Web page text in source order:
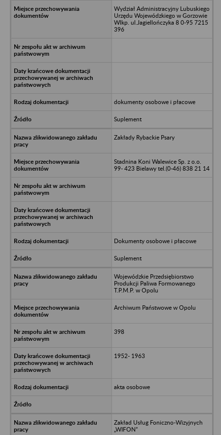
Wydział Administracyjny Lubuskiego
Urzędu Wojewódzkiego w Gorzowie
Wlkp. ul.Jagiellończyka 8 0-95 7215
396
dokumenty osobowe i płacowe
Suplement
Zakłady Rybackie Psary
Stadnina Koni Walewice Sp. z o.o.
99- 423 Bielawy tel.(0-46) 838 21 14
Dokumenty osobowe i płacowe
Suplement
Wojewódzkie Przedsiębiorstwo
Produkcji Paliwa Formowanego
T.P.M.P. w Opolu
Archiwum Państwowe w Opolu
398
1952- 1963
akta osobowe
Zakład Usług Foniczno-Wizyjnych
„WIFON”